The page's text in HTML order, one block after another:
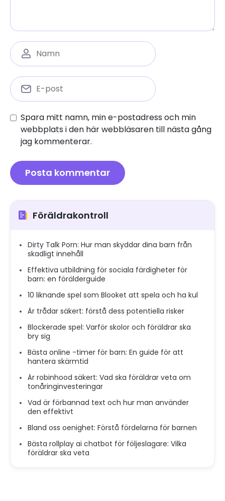
Spara mitt namn, min e-postadress och min
webbplats i den här webbläsaren till nästa gång
jag kommenterar.
Föräldrakontroll
Dirty Talk Porn: Hur man skyddar dina barn från
skadligt innehåll
Effektiva utbildning för sociala färdigheter för
barn: en förälderguide
10 liknande spel som Blooket att spela och ha kul
Är trådar säkert: förstå dess potentiella risker
Blockerade spel: Varför skolor och föräldrar ska
bry sig
Bästa online -timer för barn: En guide för att
hantera skärmtid
Är robinhood säkert: Vad ska föräldrar veta om
tonåringinvesteringar
Vad är förbannad text och hur man använder
den effektivt
Bland oss ​​oenighet: Förstå fördelarna för barnen
Bästa rollplay ai chatbot för följeslagare: Vilka
föräldrar ska veta